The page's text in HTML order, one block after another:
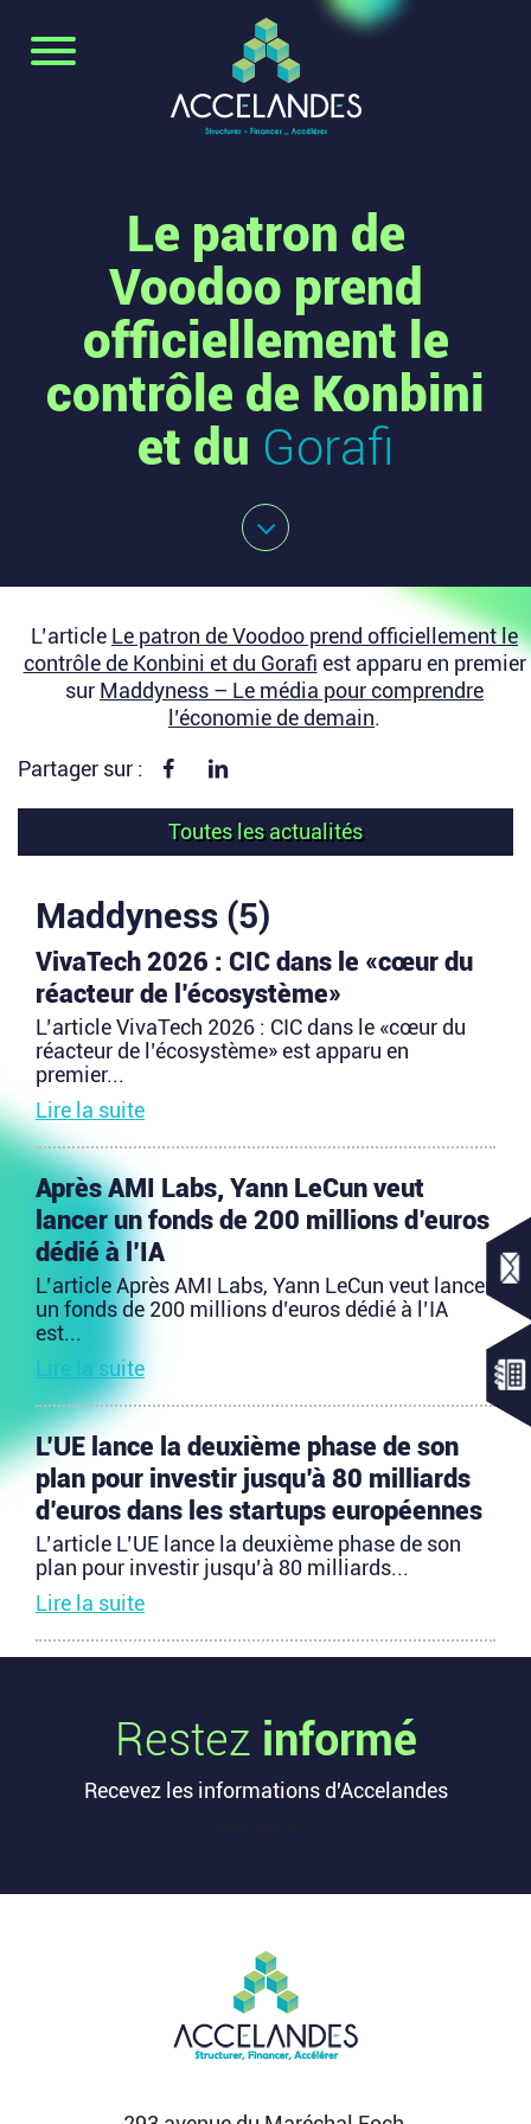
Le patron de
Voodoo prend
officiellement le
contrôle de Konbini
et du Gorafi
L’article Le patron de Voodoo prend officiellement le
contrôle de Konbini et du Gorafi est apparu en premier
sur Maddyness – Le média pour comprendre
l’économie de demain.
Partager sur : Partager sur Facebook
Toutes les actualités
Maddyness (5)
VivaTech 2026 : CIC dans le «cœur du
réacteur de l’écosystème»
L’article VivaTech 2026 : CIC dans le «cœur du
réacteur de l’écosystème» est apparu en
premier...
Lire la suite
Après AMI Labs, Yann LeCun veut
lancer un fonds de 200 millions d’euros
dédié à l’IA
L’article Après AMI Labs, Yann LeCun veut lancer
un fonds de 200 millions d’euros dédié à l’IA
est...
Lire la suite
L’UE lance la deuxième phase de son
plan pour investir jusqu’à 80 milliards
d’euros dans les startups européennes
L’article L’UE lance la deuxième phase de son
plan pour investir jusqu’à 80 milliards...
Lire la suite
millions d’euros cette semaine
L’article Les startups françaises ont levé 113
premier sur...
chez OpenAI pour se soigner
L’article Après une pause de 3 mois, la Française
Fidji Simo quitte son poste chez OpenAI pour se
Restez informé
Recevez les informations d'Accelandes